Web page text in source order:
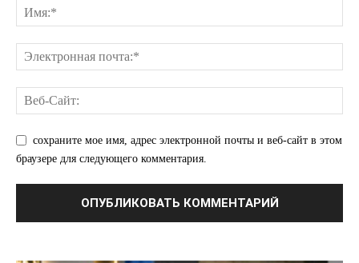
ПОДПИСАТЬСЯ СЕЙЧАС
сохраните мое имя, адрес электронной почты и веб-сайт в этом
браузере для следующего комментария.